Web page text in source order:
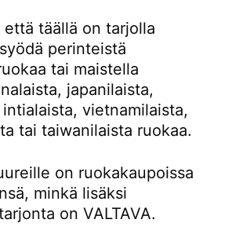
että täällä on tarjolla
perinteistä
tai maistella
japanilaista,
vietnamilaista,
tai taiwanilaista ruokaa.
on ruokakaupoissa
minkä lisäksi
on VALTAVA.